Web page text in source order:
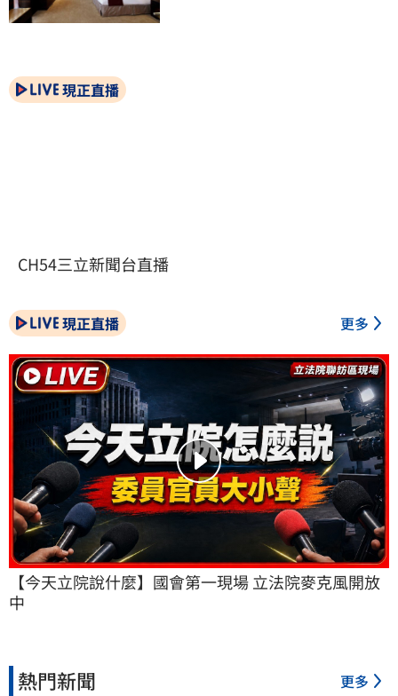
現正直播
CH54三立新聞台直播
現正直播 更多
【今天立院說什麼】國會第一現場 立法院麥克風開放
中
熱門新聞 更多